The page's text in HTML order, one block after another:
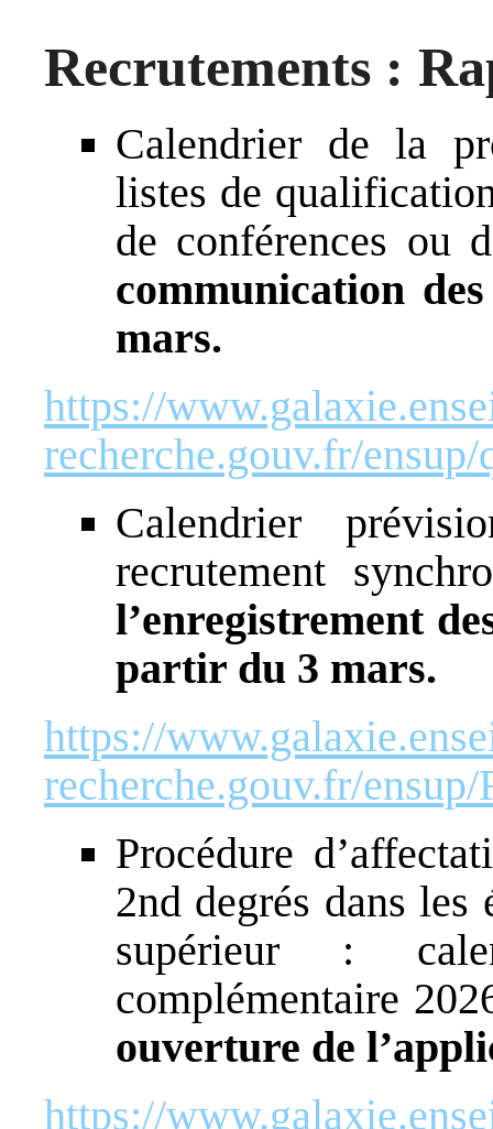
Recrutements :
Calendrier de la
listes de
de conférences ou
communication
mars.
https://
recherche.gouv.fr/
Calendrier
recrutement
l’enregistrement
partir du 3 mars.
https://
recherche.gouv.fr/
Procédure
2nd degrés dans les
supérieur :
complémentaire
ouverture de
https://